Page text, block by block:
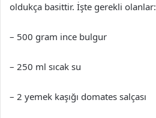
oldukça basittir. İşte gerekli olanlar:
– 500 gram ince bulgur
– 250 ml sıcak su
– 2 yemek kaşığı domates salçası